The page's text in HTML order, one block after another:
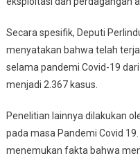
Secara spesifik, Deputi
menyatakan bahwa telah
selama pandemi Covid-19
menjadi 2.367 kasus.
Penelitian lainnya dilakukan
pada masa Pandemi Covid
menemukan fakta bahwa